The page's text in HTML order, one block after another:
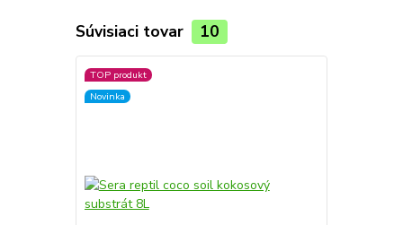
Súvisiaci tovar 10
TOP produkt
Novinka